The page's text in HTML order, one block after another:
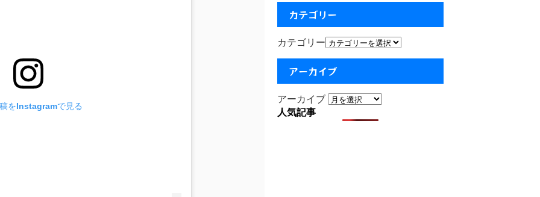
をInstagramで見る
カテゴリー
カテゴリー
アーカイブ
アーカイブ
人気記事